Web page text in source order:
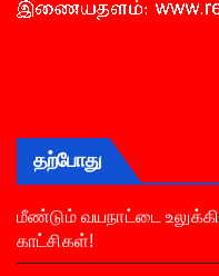
தற்போது
மீண்டும் வயநாட்டை உலுக்கிய
காட்சிகள்!